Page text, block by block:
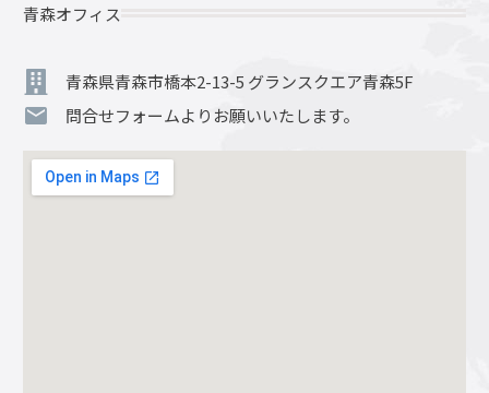
青森オフィス
青森県青森市橋本2-13-5 グランスクエア青森5F
問合せフォームよりお願いいたします。